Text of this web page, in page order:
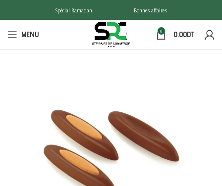
Spécial Ramadan Bonnes affaires
MENU 0 0.00DT